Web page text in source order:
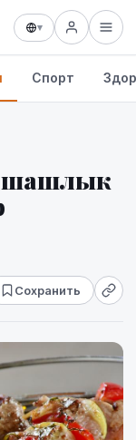
▾
Спорт
шашлык
Сохранить